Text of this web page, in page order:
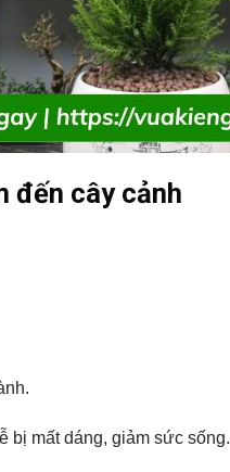
đến cây cảnh
bị mất dáng, giảm sức sống.